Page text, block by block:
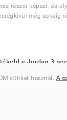
részét képezi, és
még sokáig
a Jordan 3
sütiket használ. A